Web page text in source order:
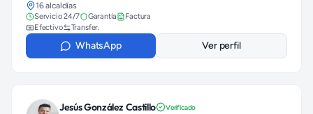
16 alcaldías
Servicio 24/7 Garantía
Factura
Efectivo
Transfer.
WhatsApp Ver perfil
Jesús González Castillo Verificado